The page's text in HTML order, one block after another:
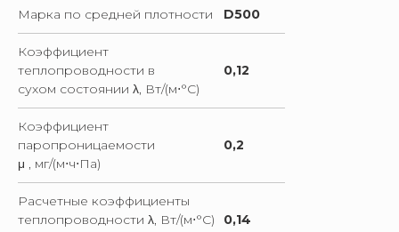
Марка по средней плотности D500
Коэффициент
теплопроводности в
сухом состоянии λ, Вт/(м⋅°С)
0,12
Коэффициент
паропроницаемости
μ , мг/(м⋅ч⋅Па)
0,2
Расчетные коэффициенты
теплопроводности λ, Вт/(м⋅°С)
0,14